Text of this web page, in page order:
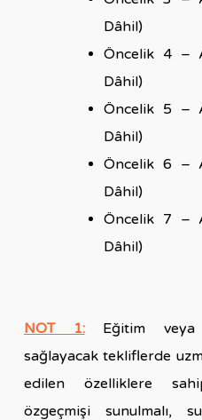
Dâhil)
Öncelik 4 –
Dâhil)
Öncelik 5 –
Dâhil)
Öncelik 6 –
Dâhil)
Öncelik 7 –
Dâhil)
NOT 1:
Eğitim veya
sağlayacak tekliflerde
edilen özelliklere
özgeçmişi sunulmalı,